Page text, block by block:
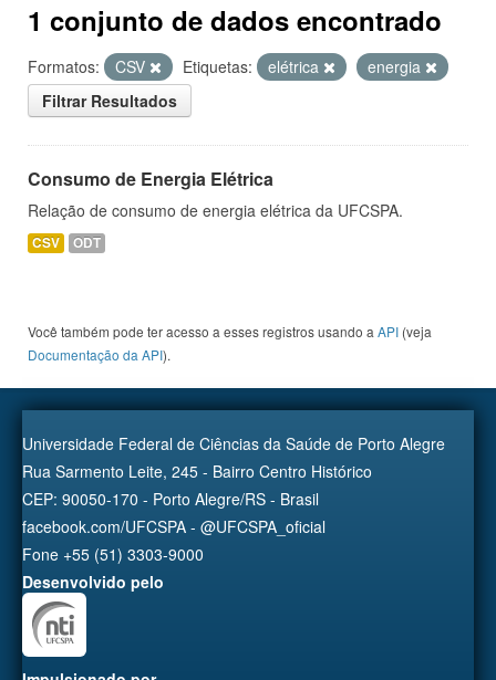
1 conjunto de dados encontrado
Formatos: CSV Etiquetas: elétrica
energia
Filtrar Resultados
Consumo de Energia Elétrica
Relação de consumo de energia elétrica da UFCSPA.
CSV ODT
Você também pode ter acesso a esses registros usando a API (veja
Documentação da API).
Universidade Federal de Ciências da Saúde de Porto Alegre
Rua Sarmento Leite, 245 - Bairro Centro Histórico
CEP: 90050-170 - Porto Alegre/RS - Brasil
facebook.com/UFCSPA - @UFCSPA_oficial
Fone +55 (51) 3303-9000
Desenvolvido pelo